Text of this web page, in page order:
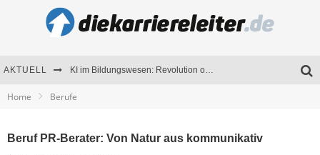
AKTUELL KI im Bildungswesen: Revolution oder Risiko für Schulen und Universitäten?
Home Berufe
Beruf PR-Berater: Von Natur aus kommunikativ